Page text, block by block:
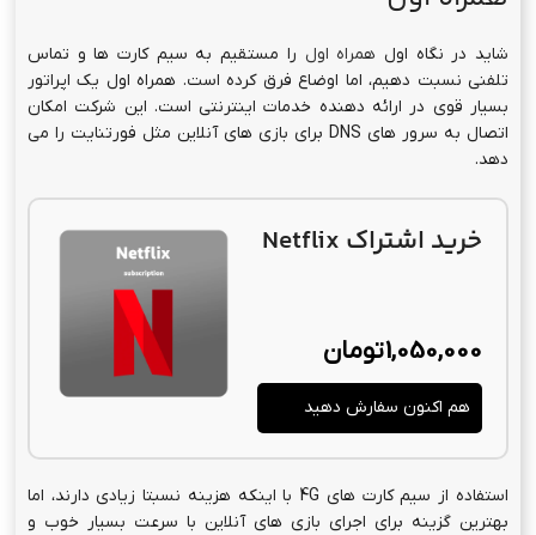
شاید در نگاه اول همراه اول را مستقیم به سیم کارت ها و تماس
تلفنی نسبت دهیم، اما اوضاع فرق کرده است. همراه اول یک اپراتور
بسیار قوی در ارائه دهنده خدمات اینترنتی است. این شرکت امکان
اتصال به سرور های DNS برای بازی های آنلاین مثل فورتنایت را می
دهد.
خرید اشتراک Netflix
1,050,000تومان
هم اکنون سفارش دهید
استفاده از سیم کارت های 4G با اینکه هزینه نسبتا زیادی دارند، اما
بهترین گزینه برای اجرای بازی های آنلاین با سرعت بسیار خوب و